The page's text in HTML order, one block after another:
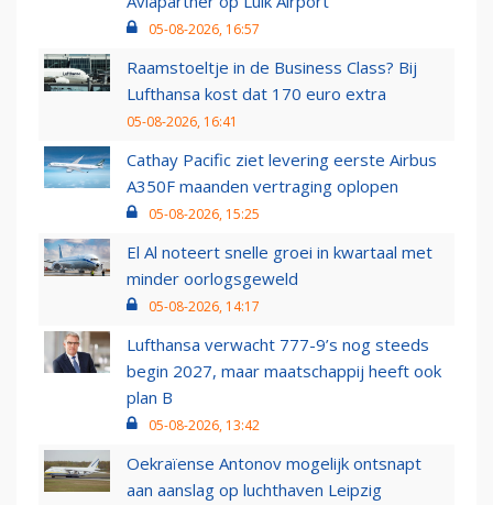
05-08-2026, 16:57
Raamstoeltje in de Business Class? Bij
Lufthansa kost dat 170 euro extra
05-08-2026, 16:41
Cathay Pacific ziet levering eerste Airbus
A350F maanden vertraging oplopen
05-08-2026, 15:25
El Al noteert snelle groei in kwartaal met
minder oorlogsgeweld
05-08-2026, 14:17
Lufthansa verwacht 777-9’s nog steeds
begin 2027, maar maatschappij heeft ook
plan B
05-08-2026, 13:42
Oekraïense Antonov mogelijk ontsnapt
aan aanslag op luchthaven Leipzig